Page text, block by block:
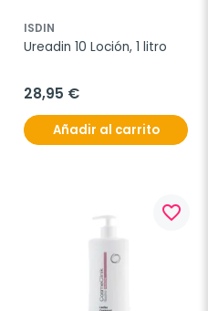
ISDIN
Ureadin 10 Loción, 1 litro
28,95 €
Añadir al carrito
favorite_border